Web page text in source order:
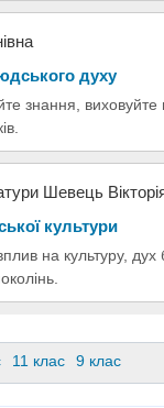
духу
знання, виховуйте
Шевець
культури
на культуру, дух
11 клас 9 клас